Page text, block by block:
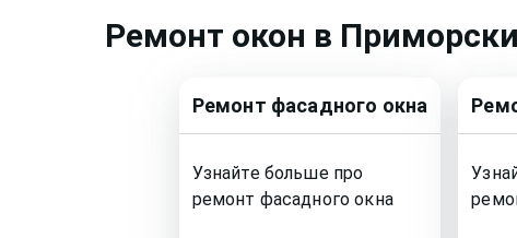
Ремонт окон в
Ремонт фасадного окна
Узнайте больше про
ремонт фасадного окна